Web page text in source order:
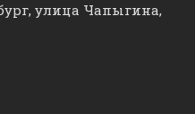
улица Чапыгина,